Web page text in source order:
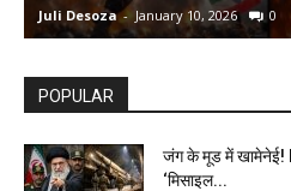
Juli Desoza - January 10, 2026 0
POPULAR
जंग के मूड में खामेनेई!
‘मिसाइल...